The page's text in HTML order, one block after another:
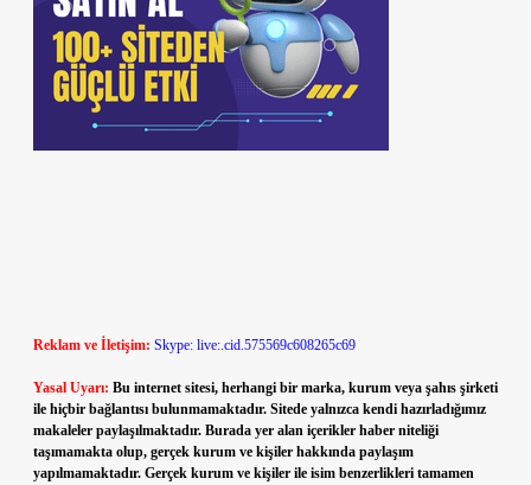
Reklam ve İletişim: Skype: live:.cid.575569c608265c69
Yasal Uyarı: Bu internet sitesi, herhangi bir marka, kurum veya şahıs şirketi
ile hiçbir bağlantısı bulunmamaktadır. Sitede yalnızca kendi hazırladığımız
makaleler paylaşılmaktadır. Burada yer alan içerikler haber niteliği
taşımamakta olup, gerçek kurum ve kişiler hakkında paylaşım
yapılmamaktadır. Gerçek kurum ve kişiler ile isim benzerlikleri tamamen